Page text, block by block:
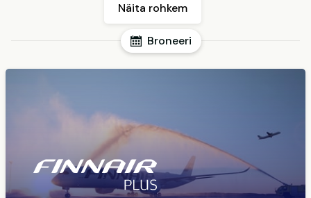
Näita rohkem
Broneeri